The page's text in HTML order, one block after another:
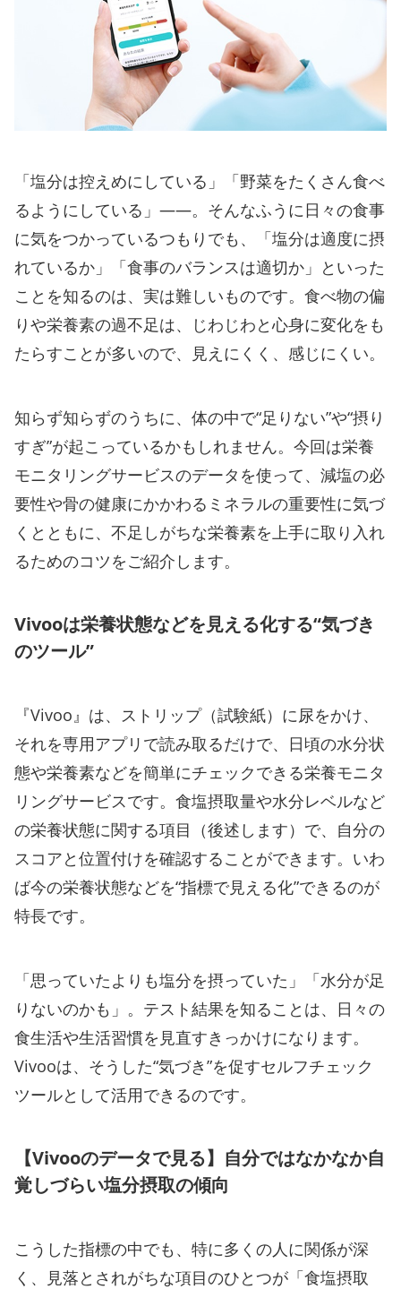
「塩分は控えめにしている」「野菜をたくさん食べ
るようにしている」――。そんなふうに日々の食事
に気をつかっているつもりでも、「塩分は適度に摂
れているか」「食事のバランスは適切か」といった
ことを知るのは、実は難しいものです。食べ物の偏
りや栄養素の過不足は、じわじわと心身に変化をも
たらすことが多いので、見えにくく、感じにくい。
知らず知らずのうちに、体の中で“足りない”や“摂り
すぎ”が起こっているかもしれません。今回は栄養
モニタリングサービスのデータを使って、減塩の必
要性や骨の健康にかかわるミネラルの重要性に気づ
くとともに、不足しがちな栄養素を上手に取り入れ
るためのコツをご紹介します。
Vivooは栄養状態などを見える化する“気づき
のツール”
『Vivoo』は、ストリップ（試験紙）に尿をかけ、
それを専用アプリで読み取るだけで、日頃の水分状
態や栄養素などを簡単にチェックできる栄養モニタ
リングサービスです。食塩摂取量や水分レベルなど
の栄養状態に関する項目（後述します）で、自分の
スコアと位置付けを確認することができます。いわ
ば今の栄養状態などを“指標で見える化”できるのが
特長です。
「思っていたよりも塩分を摂っていた」「水分が足
りないのかも」。テスト結果を知ることは、日々の
食生活や生活習慣を見直すきっかけになります。
Vivooは、そうした“気づき”を促すセルフチェック
ツールとして活用できるのです。
【Vivooのデータで見る】自分ではなかなか自
覚しづらい塩分摂取の傾向
こうした指標の中でも、特に多くの人に関係が深
く、見落とされがちな項目のひとつが「食塩摂取